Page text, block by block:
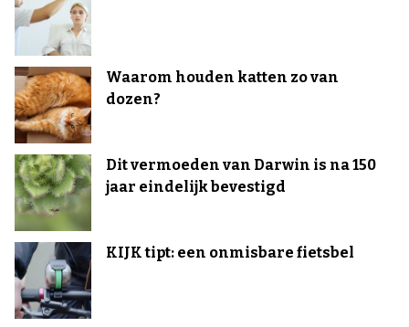
Waarom houden katten zo van
dozen?
Dit vermoeden van Darwin is na 150
jaar eindelijk bevestigd
KIJK tipt: een onmisbare fietsbel